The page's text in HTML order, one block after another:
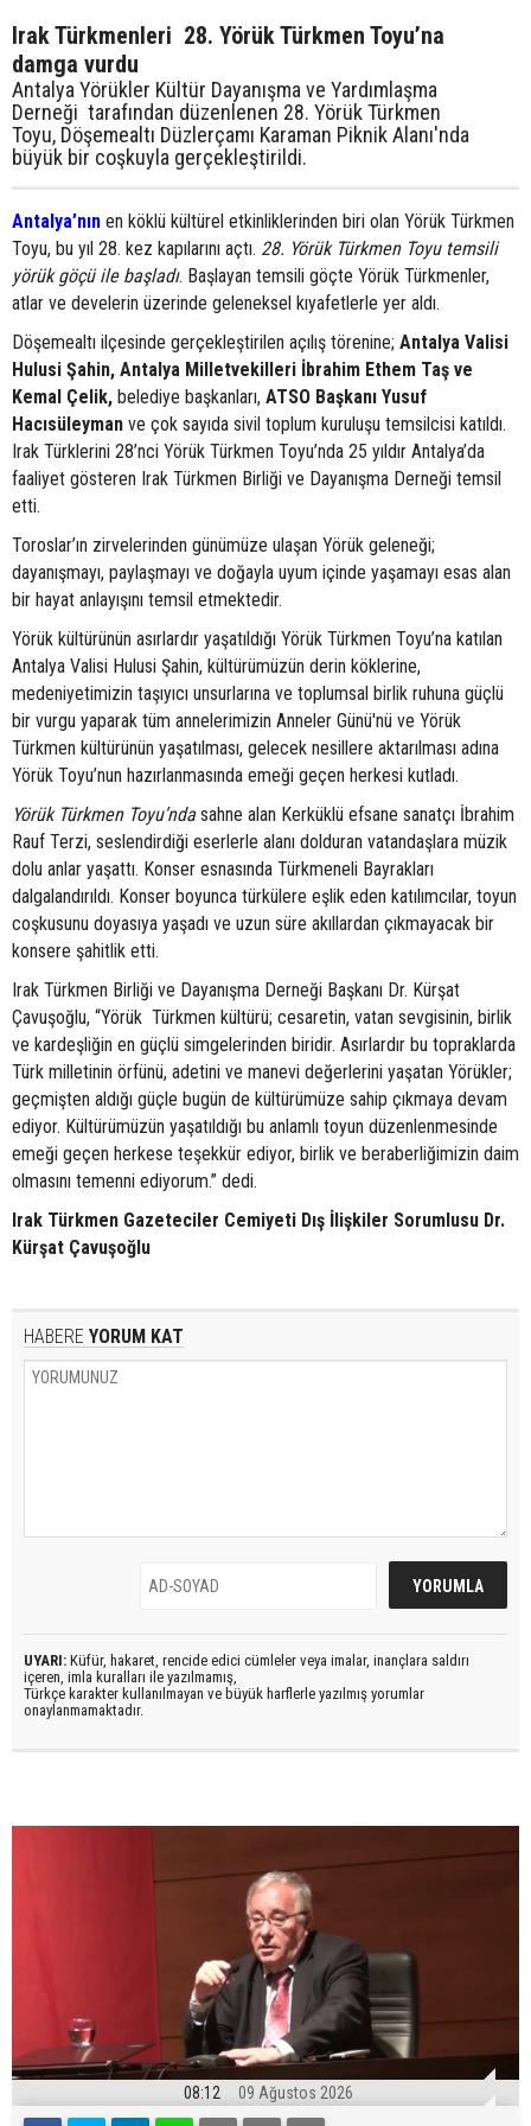
Irak Türkmenleri 28. Yörük Türkmen Toyu’na
damga vurdu
​​​​​​​Antalya Yörükler Kültür Dayanışma ve Yardımlaşma
Derneği tarafından düzenlenen 28. Yörük Türkmen
Toyu, Döşemealtı Düzlerçamı Karaman Piknik Alanı'nda
büyük bir coşkuyla gerçekleştirildi.
Antalya’nın en köklü kültürel etkinliklerinden biri olan Yörük Türkmen
Toyu, bu yıl 28. kez kapılarını açtı. 28. Yörük Türkmen Toyu temsili
yörük göçü ile başladı. Başlayan temsili göçte Yörük Türkmenler,
atlar ve develerin üzerinde geleneksel kıyafetlerle yer aldı.
Döşemealtı ilçesinde gerçekleştirilen açılış törenine; Antalya Valisi
Hulusi Şahin, Antalya Milletvekilleri İbrahim Ethem Taş ve
Kemal Çelik, belediye başkanları, ATSO Başkanı Yusuf
Hacısüleyman ve çok sayıda sivil toplum kuruluşu temsilcisi katıldı.
Irak Türklerini 28’nci Yörük Türkmen Toyu’nda 25 yıldır Antalya’da
faaliyet gösteren Irak Türkmen Birliği ve Dayanışma Derneği temsil
etti.
Toroslar’ın zirvelerinden günümüze ulaşan Yörük geleneği;
dayanışmayı, paylaşmayı ve doğayla uyum içinde yaşamayı esas alan
bir hayat anlayışını temsil etmektedir.
Yörük kültürünün asırlardır yaşatıldığı Yörük Türkmen Toyu’na katılan
Antalya Valisi Hulusi Şahin, kültürümüzün derin köklerine,
medeniyetimizin taşıyıcı unsurlarına ve toplumsal birlik ruhuna güçlü
bir vurgu yaparak tüm annelerimizin Anneler Günü'nü ve Yörük
Türkmen kültürünün yaşatılması, gelecek nesillere aktarılması adına
Yörük Toyu’nun hazırlanmasında emeği geçen herkesi kutladı.
Yörük Türkmen Toyu’ndasahne alan Kerküklü efsane sanatçı İbrahim
Rauf Terzi, seslendirdiği eserlerle alanı dolduran vatandaşlara müzik
dolu anlar yaşattı. Konser esnasında Türkmeneli Bayrakları
dalgalandırıldı. Konser boyunca türkülere eşlik eden katılımcılar, toyun
coşkusunu doyasıya yaşadı ve uzun süre akıllardan çıkmayacak bir
konsere şahitlik etti.
Irak Türkmen Birliği ve Dayanışma Derneği Başkanı Dr. Kürşat
Çavuşoğlu, “Yörük Türkmen kültürü; cesaretin, vatan sevgisinin, birlik
ve kardeşliğin en güçlü simgelerinden biridir. Asırlardır bu topraklarda
Türk milletinin örfünü, adetini ve manevi değerlerini yaşatan Yörükler;
geçmişten aldığı güçle bugün de kültürümüze sahip çıkmaya devam
ediyor. Kültürümüzün yaşatıldığı bu anlamlı toyun düzenlenmesinde
emeği geçen herkese teşekkür ediyor, birlik ve beraberliğimizin daim
olmasını temenni ediyorum.” dedi.
Irak Türkmen Gazeteciler Cemiyeti Dış İlişkiler Sorumlusu Dr.
Kürşat Çavuşoğlu
HABERE YORUM KAT
UYARI: Küfür, hakaret, rencide edici cümleler veya imalar, inançlara saldırı
içeren, imla kuralları ile yazılmamış,
Türkçe karakter kullanılmayan ve büyük harflerle yazılmış yorumlar
onaylanmamaktadır.
08:12 09 Ağustos 2026